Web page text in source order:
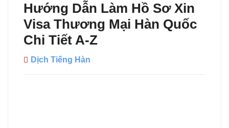
Hướng Dẫn Làm Hồ Sơ Xin
Visa Thương Mại Hàn Quốc
Chi Tiết A-Z
Dịch Tiếng Hàn